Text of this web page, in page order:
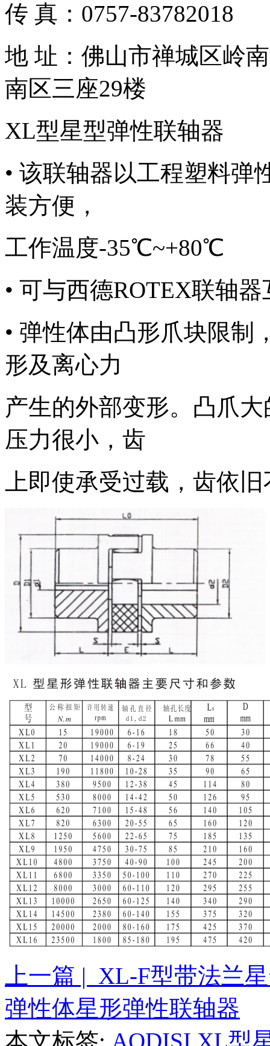
传 真：0757-83782018
地 址：佛山市禅城区岭
南区三座29楼
XL型星型弹性联轴器
• 该联轴器以工程塑料弹
装方便，
工作温度-35℃~+80℃
• 可与西德ROTEX联轴器
• 弹性体由凸形爪块限制
形及离心力
产生的外部变形。凸爪
压力很小，齿
上即使承受过载，齿依
上一篇 | XL-F型带法兰
弹性体星形弹性联轴器